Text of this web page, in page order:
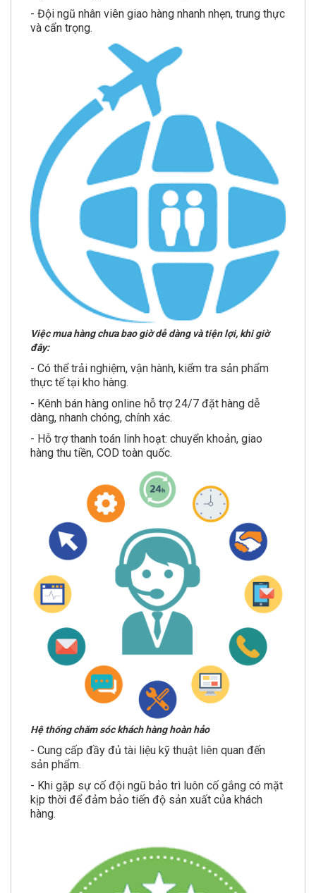
- Đội ngũ nhân viên giao hàng nhanh nhẹn, trung thực
và cẩn trọng.
Việc mua hàng chưa bao giờ dễ dàng và tiện lợi, khi giờ
đây:
- Có thể trải nghiệm, vận hành, kiểm tra sản phẩm
thực tế tại kho hàng.
- Kênh bán hàng online hỗ trợ 24/7 đặt hàng dễ
dàng, nhanh chóng, chính xác.
- Hỗ trợ thanh toán linh hoạt: chuyển khoản, giao
hàng thu tiền, COD toàn quốc.
Hệ thống chăm sóc khách hàng hoàn hảo
- Cung cấp đầy đủ tài liệu kỹ thuật liên quan đến
sản phẩm.
- Khi gặp sự cố đội ngũ bảo trì luôn cố gắng có mặt
kịp thời để đảm bảo tiến độ sản xuất của khách
hàng.